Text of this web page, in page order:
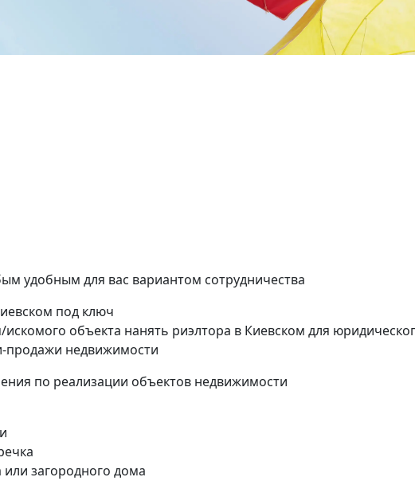
удобным для вас вариантом сотрудничества
под ключ
объекта нанять риэлтора в Киевском для
продажи недвижимости
по реализации объектов недвижимости
загородного дома
90 кв.м.